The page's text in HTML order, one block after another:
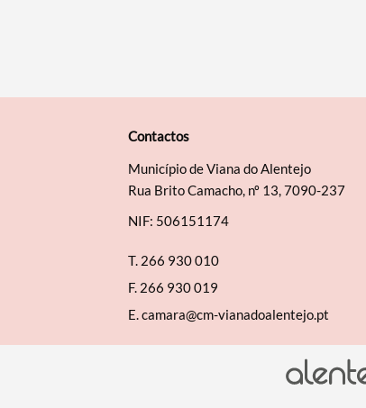
Contactos
Município de Viana do Alentejo
Rua Brito Camacho, nº 13, 7090-237
NIF: 506151174
T. 266 930 010
F. 266 930 019
E.camara@cm-vianadoalentejo.pt